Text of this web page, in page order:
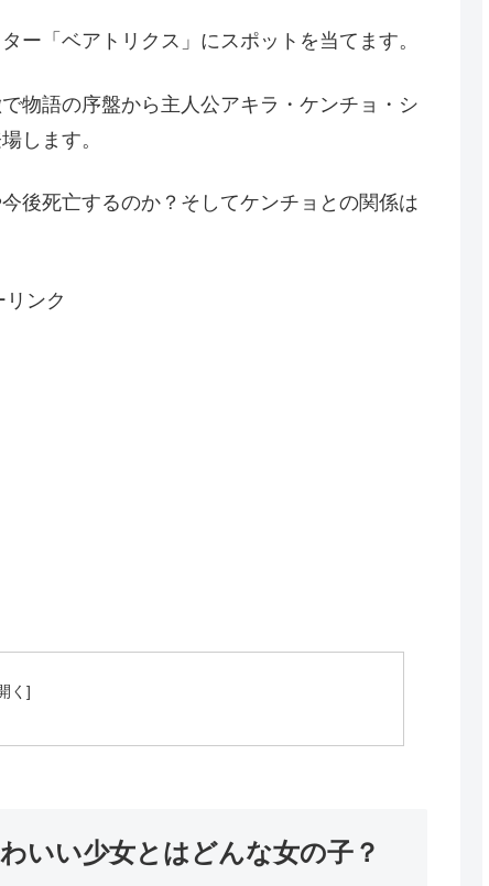
ー「ベアトリクス」にスポットを当てます。
物語の序盤から主人公アキラ・ケンチョ・シ
します。
後死亡するのか？そしてケンチョとの関係は
リンク
いい少女とはどんな女の子？